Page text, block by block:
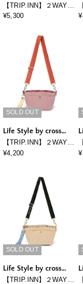
marche
【TRIP.INN】２WAY
目隠しポケット付ビッ
¥5,300
SOLD OUT
Life Style by cross
marche
【TRIP.INN】２WAY
ぴったりポケット横型
¥4,200
SOLD OUT
Life Style by cross
marche
【TRIP.INN】２WAY